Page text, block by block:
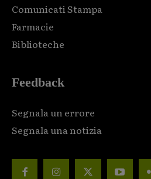
Comunicati Stampa
Farmacie
Biblioteche
Feedback
Segnala un errore
Segnala una notizia